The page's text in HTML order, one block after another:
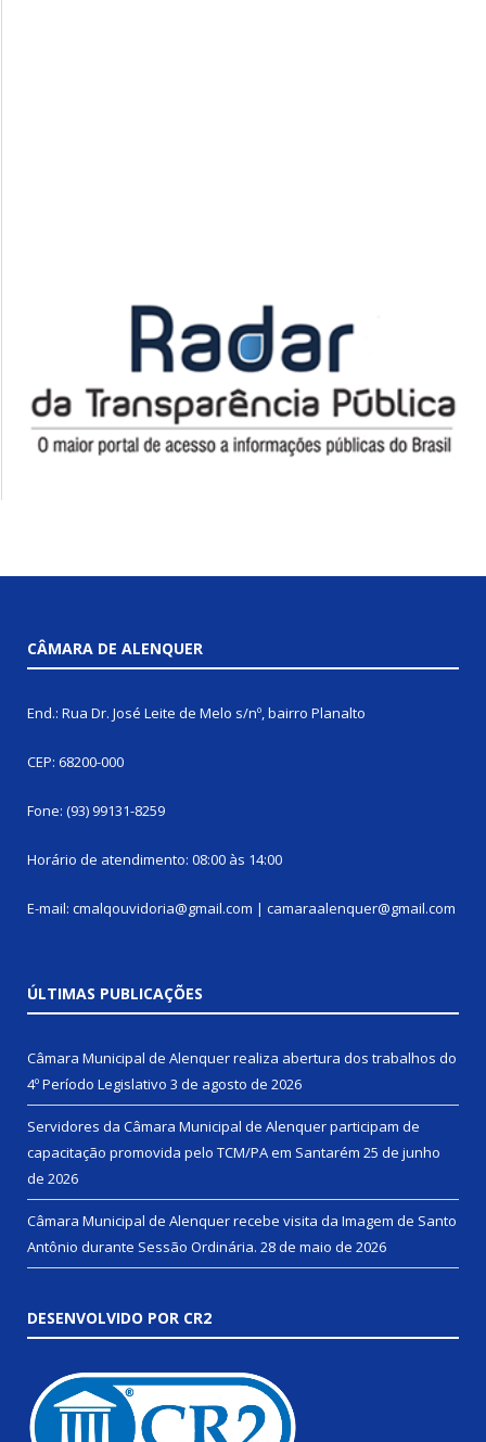
CÂMARA DE ALENQUER
End.: Rua Dr. José Leite de Melo s/nº, bairro Planalto
CEP: 68200-000
Fone: (93) 99131-8259
Horário de atendimento: 08:00 às 14:00
E-mail: cmalqouvidoria@gmail.com | camaraalenquer@gmail.com
ÚLTIMAS PUBLICAÇÕES
Câmara Municipal de Alenquer realiza abertura dos trabalhos do
4º Período Legislativo 3 de agosto de 2026
Servidores da Câmara Municipal de Alenquer participam de
capacitação promovida pelo TCM/PA em Santarém 25 de junho
de 2026
Câmara Municipal de Alenquer recebe visita da Imagem de Santo
Antônio durante Sessão Ordinária. 28 de maio de 2026
DESENVOLVIDO POR CR2